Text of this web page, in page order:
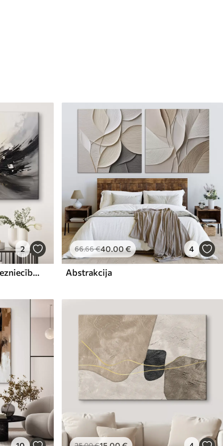
2
Abstrakta kompozīcija, glezniecības imitācija
66.66€40.00€ 4
Abstrakcija